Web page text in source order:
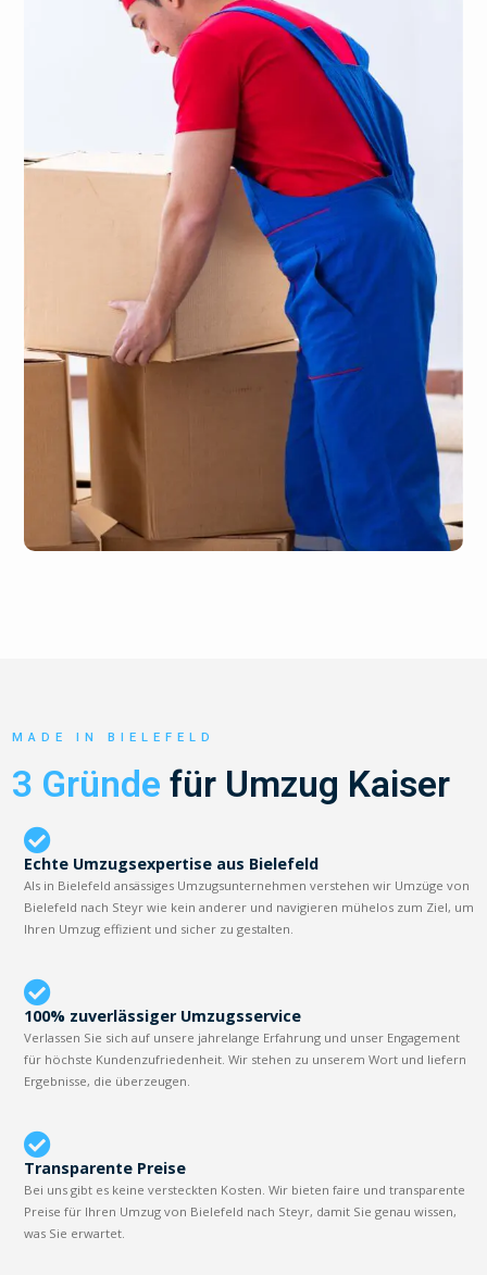
MADE IN BIELEFELD
3 Gründe für Umzug Kaiser
Echte Umzugsexpertise aus Bielefeld
Als in Bielefeld ansässiges Umzugsunternehmen verstehen wir Umzüge von
Bielefeld nach Steyr wie kein anderer und navigieren mühelos zum Ziel, um
Ihren Umzug effizient und sicher zu gestalten.
100% zuverlässiger Umzugsservice
Verlassen Sie sich auf unsere jahrelange Erfahrung und unser Engagement
für höchste Kundenzufriedenheit. Wir stehen zu unserem Wort und liefern
Ergebnisse, die überzeugen.
Transparente Preise
Bei uns gibt es keine versteckten Kosten. Wir bieten faire und transparente
Preise für Ihren Umzug von Bielefeld nach Steyr, damit Sie genau wissen,
was Sie erwartet.